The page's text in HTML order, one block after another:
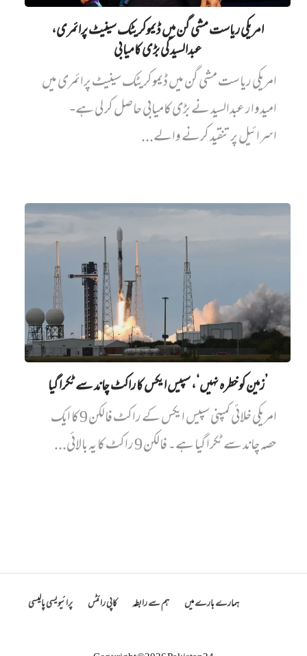
امریکی ریاست مشی گن میں ڈیموکریٹک سینیٹ پرائمری،
عبدالسید کی بڑی کامیابی
امریکی ریاست مشی گن میں ڈیموکریٹک سینیٹ پرائمری میں‌
امیدوار عبدالسید نے بڑی کامیابی حاصل کر لی ہے-
اسرائیل پر تنقید کرنے والے...
’زمین کو خطرہ نہیں‘، سپیس ایکس کا راکٹ چاند سے ٹکرا گیا
امریکی خلائی کمپنی سپیس ایکس کے راکٹ فالکن 9 کا ایک
حصہ چاند سے ٹکرا گیا ہے۔ فالکن 9 راکٹ کا یہ بالائی...
ہمارے بارے میں ہم سے رابطہ کاپی رائٹس پرائیویسی پالیسی